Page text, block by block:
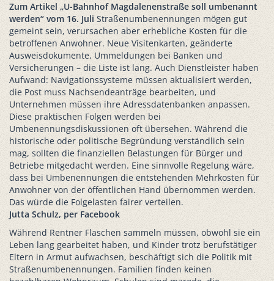
Zum Artikel „U-Bahnhof Magdalenenstraße soll umbenannt
werden“ vom 16. Juli Straßenumbenennungen mögen gut
gemeint sein, verursachen aber erhebliche Kosten für die
betroffenen Anwohner. Neue Visitenkarten, geänderte
Ausweisdokumente, Ummeldungen bei Banken und
Versicherungen – die Liste ist lang. Auch Dienstleister haben
Aufwand: Navigationssysteme müssen aktualisiert werden,
die Post muss Nachsendeanträge bearbeiten, und
Unternehmen müssen ihre Adressdatenbanken anpassen.
Diese praktischen Folgen werden bei
Umbenennungsdiskussionen oft übersehen. Während die
historische oder politische Begründung verständlich sein
mag, sollten die finanziellen Belastungen für Bürger und
Betriebe mitgedacht werden. Eine sinnvolle Regelung wäre,
dass bei Umbenennungen die entstehenden Mehrkosten für
Anwohner von der öffentlichen Hand übernommen werden.
Das würde die Folgelasten fairer verteilen.
Jutta Schulz, per Facebook
Während Rentner Flaschen sammeln müssen, obwohl sie ein
Leben lang gearbeitet haben, und Kinder trotz berufstätiger
Eltern in Armut aufwachsen, beschäftigt sich die Politik mit
Straßenumbenennungen. Familien finden keinen